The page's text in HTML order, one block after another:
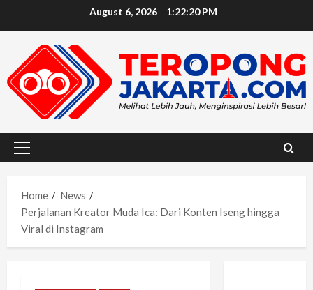
August 6, 2026 1:22:21 PM
Primary
Home
News
Perjalanan Kreator Muda Ica: Dari Konten Iseng hingga
Viral di Instagram